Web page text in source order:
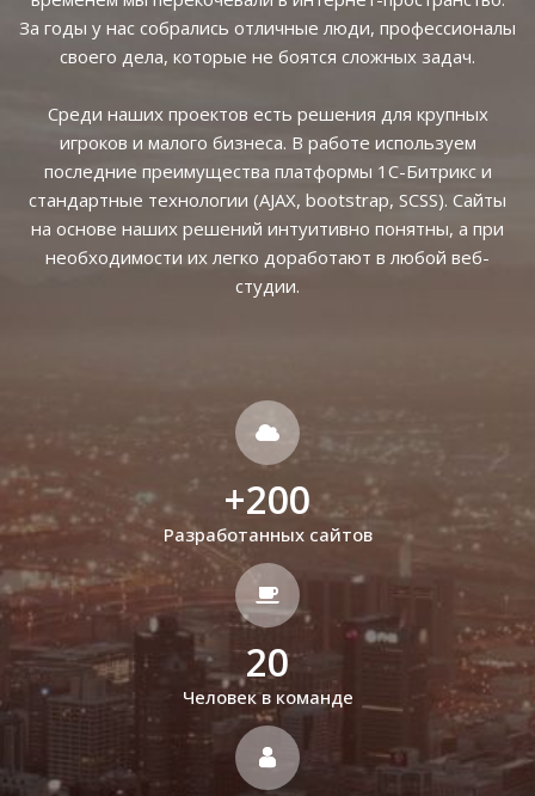
За годы у нас собрались отличные люди, профессионалы
своего дела, которые не боятся сложных задач.
Среди наших проектов есть решения для крупных
игроков и малого бизнеса. В работе используем
последние преимущества платформы 1С-Битрикс и
стандартные технологии (AJAX, bootstrap, SCSS). Сайты
на основе наших решений интуитивно понятны, а при
необходимости их легко доработают в любой веб-
студии.
+200
Разработанных сайтов
20
Человек в команде